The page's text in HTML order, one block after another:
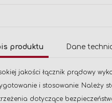
produktu
jakości łącznik prądowy
i stosowanie: Należy
dotyczące
Dane